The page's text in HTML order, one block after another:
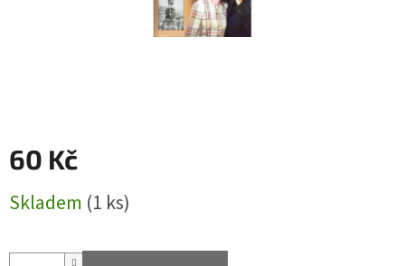
60 Kč
cena:
Skladem (1 ks)